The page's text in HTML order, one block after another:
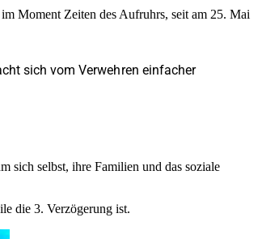
Moment Zeiten des Aufruhrs, seit am 25. Mai
sich vom Verwehren einfacher
sich selbst, ihre Familien und das soziale
die 3. Verzögerung ist.